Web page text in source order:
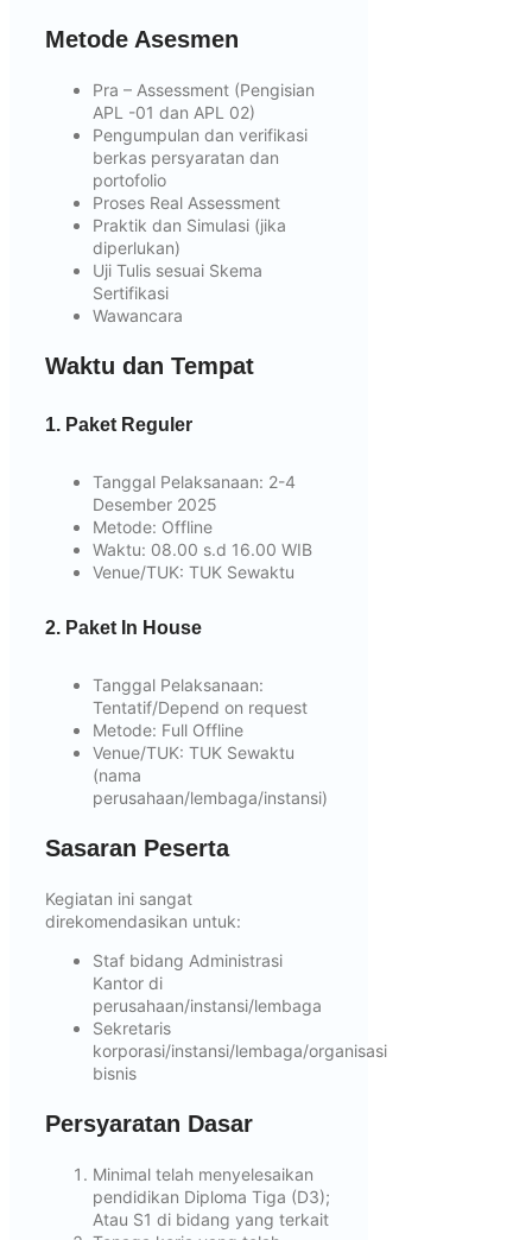
Metode Asesmen
Pra – Assessment (Pengisian
APL -01 dan APL 02)
Pengumpulan dan verifikasi
berkas persyaratan dan
portofolio
Proses Real Assessment
Praktik dan Simulasi (jika
diperlukan)
Uji Tulis sesuai Skema
Sertifikasi
Wawancara
Waktu dan Tempat
1. Paket Reguler
Tanggal Pelaksanaan: 2-4
Desember 2025
Metode: Offline
Waktu: 08.00 s.d 16.00 WIB
Venue/TUK: TUK Sewaktu
2. Paket In House
Tanggal Pelaksanaan:
Tentatif/Depend on request
Metode: Full Offline
Venue/TUK: TUK Sewaktu
(nama
perusahaan/lembaga/instansi)
Sasaran Peserta
Kegiatan ini sangat
direkomendasikan untuk:
Staf bidang Administrasi
Kantor di
perusahaan/instansi/lembaga
Sekretaris
korporasi/instansi/lembaga/organisasi
bisnis
Persyaratan Dasar
Minimal telah menyelesaikan
pendidikan Diploma Tiga (D3);
Atau S1 di bidang yang terkait